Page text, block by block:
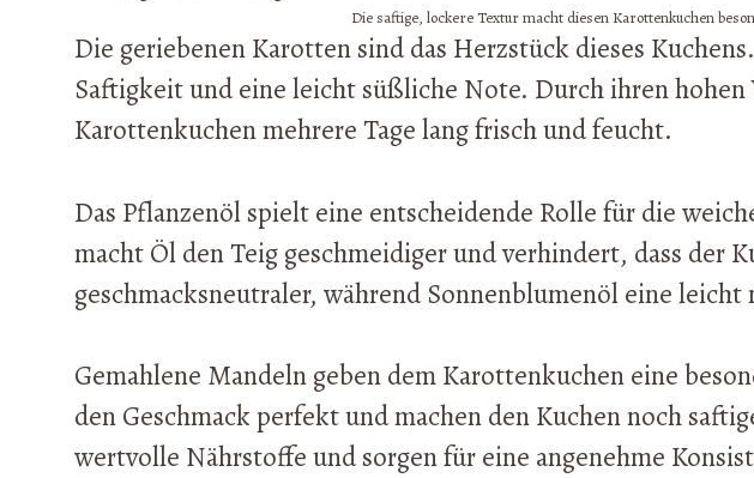
Die saftige, lockere Textur macht diesen Karottenkuchen
Die geriebenen Karotten sind das Herzstück dieses
Saftigkeit und eine leicht süßliche Note. Durch ihren hohen
Karottenkuchen mehrere Tage lang frisch und feucht.
Das Pflanzenöl spielt eine entscheidende Rolle für die
macht Öl den Teig geschmeidiger und verhindert, dass der
geschmacksneutraler, während Sonnenblumenöl eine
Gemahlene Mandeln geben dem Karottenkuchen eine
den Geschmack perfekt und machen den Kuchen noch
wertvolle Nährstoffe und sorgen für eine angenehme